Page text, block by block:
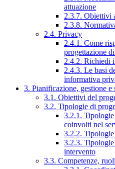
attuazione
2.3.7. Obiettivi
2.3.8.
2.4. Privacy
2.4.1. Come
progettazione
2.4.2. Richiedi
2.4.3. Le basi
informativa
3. Pianificazione, gestione e
3.1. Obiettivi del
3.2. Tipologie di
3.2.1.
coinvolti nel
3.2.2.
3.2.3.
intervento
3.3. Competenze,